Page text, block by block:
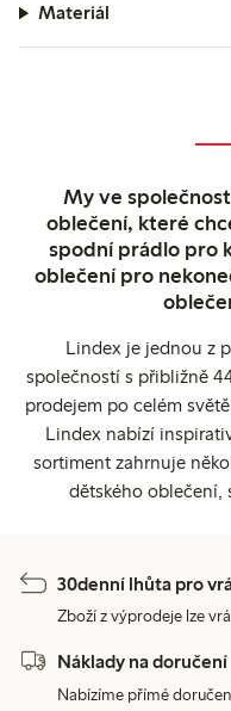
Materiál
My ve
oblečení, které
spodní prádlo pro
oblečení pro
Lindex je jednou z
společností s přibližně
prodejem po celém
Lindex nabízí
sortiment zahrnuje
dětského oblečení,
30denní lhůta pro
Zboží z výprodeje lze
Náklady na doručení
Nabízíme přímé